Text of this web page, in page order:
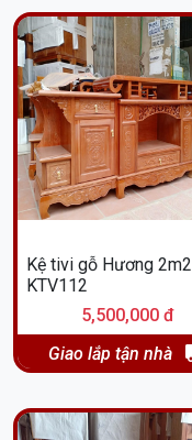
Kệ tivi gỗ Hương 2m2
KTV112
5,500,000 đ
Giao lắp tận nhà